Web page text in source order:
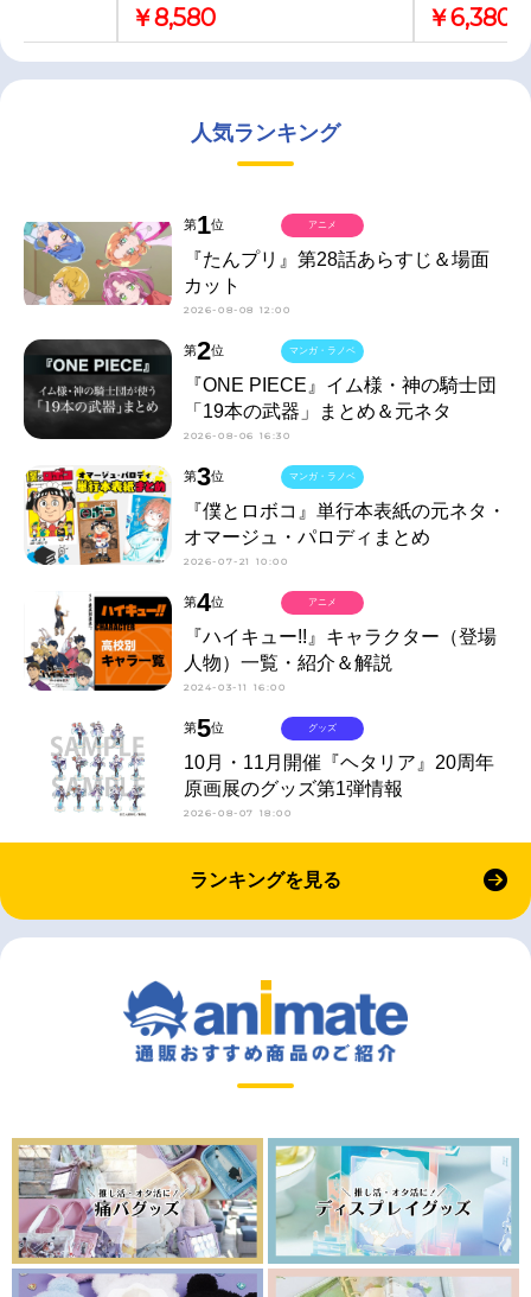
￥8,580 ￥6,380
人気ランキング
第1位
『たんプリ』第28話あらすじ＆場面
カット
2026-08-08 12:00
アニメ
第2位
『ONE PIECE』イム様・神の騎士団
「19本の武器」まとめ＆元ネタ
2026-08-06 16:30
マンガ・ラノベ
第3位
『僕とロボコ』単行本表紙の元ネタ・
オマージュ・パロディまとめ
2026-07-21 10:00
マンガ・ラノベ
第4位
『ハイキュー!!』キャラクター（登場
人物）一覧・紹介＆解説
2024-03-11 16:00
アニメ
第5位
10月・11月開催『ヘタリア』20周年
原画展のグッズ第1弾情報
2026-08-07 18:00
グッズ
ランキングを見る